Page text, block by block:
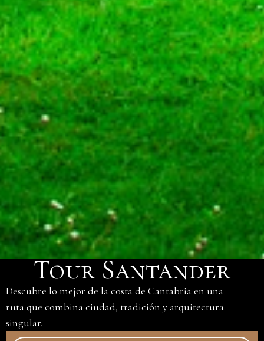
Tour Santander
Descubre lo mejor de la costa de Cantabria en una
ruta que combina ciudad, tradición y arquitectura
singular.